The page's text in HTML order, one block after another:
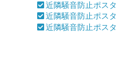
近隣騒音防止ポス
近隣騒音防止ポス
近隣騒音防止ポス